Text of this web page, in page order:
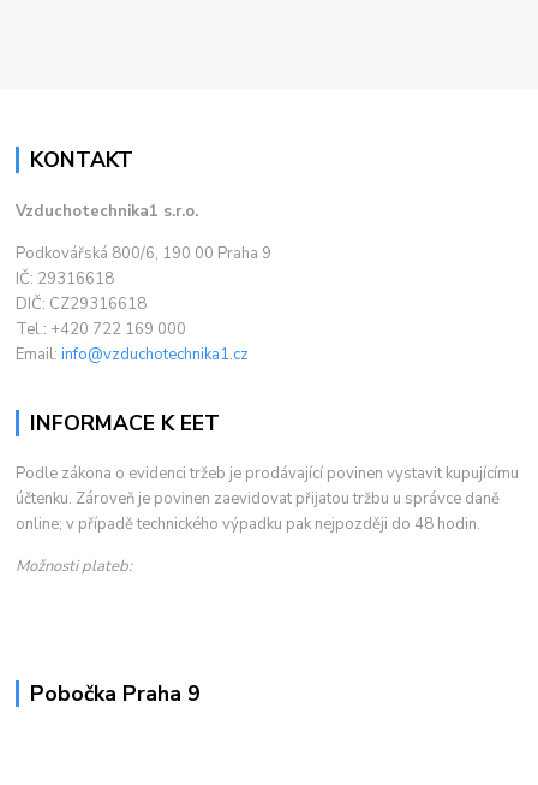
KONTAKT
Vzduchotechnika1 s.r.o.
Podkovářská 800/6, 190 00 Praha 9
IČ: 29316618
DIČ: CZ29316618
Tel.: +420 722 169 000
Email:info@vzduchotechnika1.cz
INFORMACE K EET
Podle zákona o evidenci tržeb je prodávající povinen vystavit kupujícímu
účtenku. Zároveň je povinen zaevidovat přijatou tržbu u správce daně
online; v případě technického výpadku pak nejpozději do 48 hodin.
Možnosti plateb:
Pobočka Praha 9